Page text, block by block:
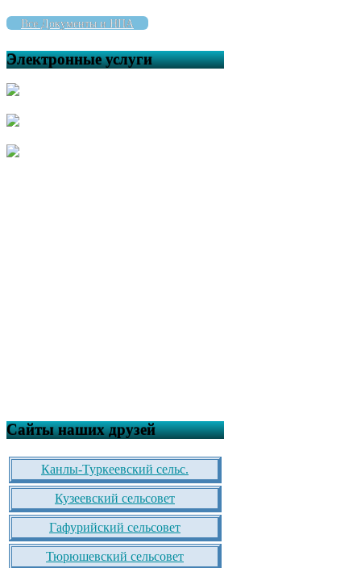
Все Документы и НПА
Электронные услуги
Сайты наших друзей
Канлы-Туркеевский сельс.
Кузеевский сельсовет
Гафурийский сельсовет
Тюрюшевский сельсовет